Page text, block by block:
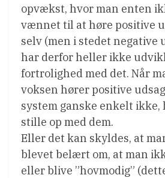
opvækst, hvor man enten
vænnet til at høre positive
selv (men i stedet negative
har derfor heller ikke
fortrolighed med det. Når
voksen hører positive
system ganske enkelt ikke,
stille op med dem.
Eller det kan skyldes, at
blevet belært om, at man
eller blive ”hovmodig”